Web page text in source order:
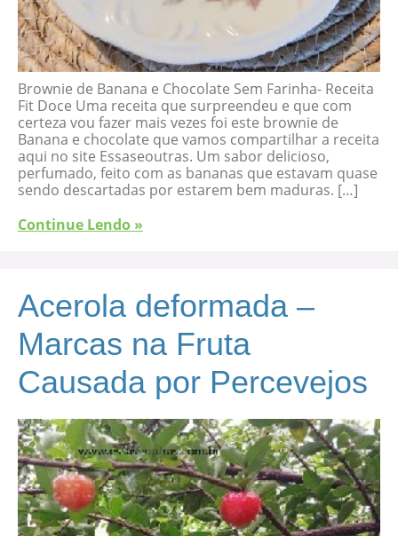
Brownie de Banana e Chocolate Sem Farinha- Receita
Fit Doce Uma receita que surpreendeu e que com
certeza vou fazer mais vezes foi este brownie de
Banana e chocolate que vamos compartilhar a receita
aqui no site Essaseoutras. Um sabor delicioso,
perfumado, feito com as bananas que estavam quase
sendo descartadas por estarem bem maduras. […]
Continue Lendo »
Acerola deformada –
Marcas na Fruta
Causada por Percevejos